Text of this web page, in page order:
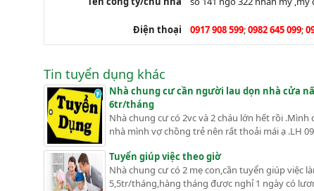
Điện thoại 0917 908 599;0982 645 099;
Tin tuyển dụng khác
Nhà chung cư cần người lau dọn nhà cửa
6tr/tháng
Nhà chung cư có 2vc và 2 cháu lớn hết rồi
nhà mình vợ chồng trẻ nên rất thoải mái ạ .LH
Tuyển giúp việc theo giờ
Nhà chung cư có 2 mẹ con,cần tuyển giúp
5,5tr/tháng,hàng tháng được nghỉ 1 ngày có